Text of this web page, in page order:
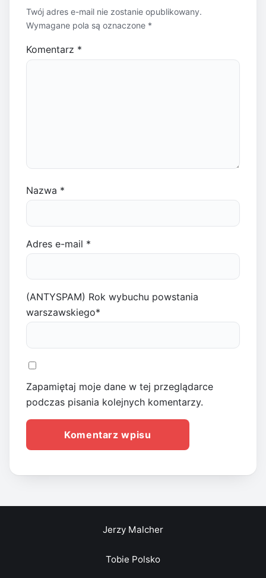
Twój adres e-mail nie zostanie opublikowany.
Wymagane pola są oznaczone *
Komentarz *
Nazwa *
Adres e-mail *
(ANTYSPAM) Rok wybuchu powstania
warszawskiego*
Zapamiętaj moje dane w tej przeglądarce
podczas pisania kolejnych komentarzy.
Jerzy Malcher
Tobie Polsko